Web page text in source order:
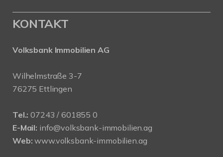
KONTAKT
Volksbank Immobilien AG
Wilhelmstraße 3-7
76275 Ettlingen
Tel.: 07243 / 601855 0
E-Mail: info@volksbank-immobilien.ag
Web: www.volksbank-immobilien.ag